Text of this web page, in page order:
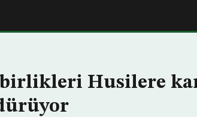
birlikleri Husilere